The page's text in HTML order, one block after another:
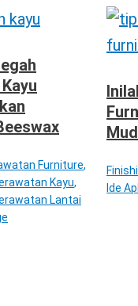
Furniture,
Kayu,
Lantai
Ide